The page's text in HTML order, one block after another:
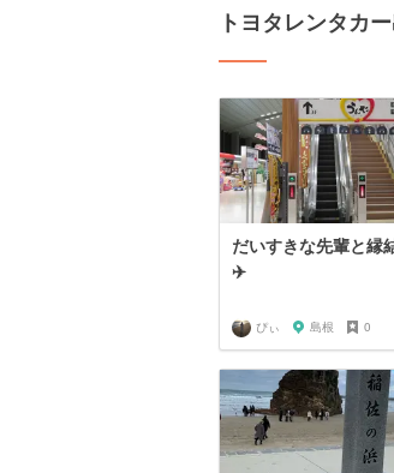
トヨタレンタカ
だいすきな先輩と縁
✈️
ぴぃ 島根 0